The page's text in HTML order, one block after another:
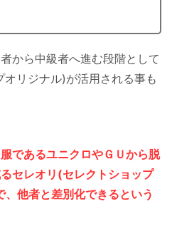
から中級者へ進む段階として
リジナル)が活用される事も
であるユニクロやＧＵから脱
セレオリ(セレクトショップ
他者と差別化できるという